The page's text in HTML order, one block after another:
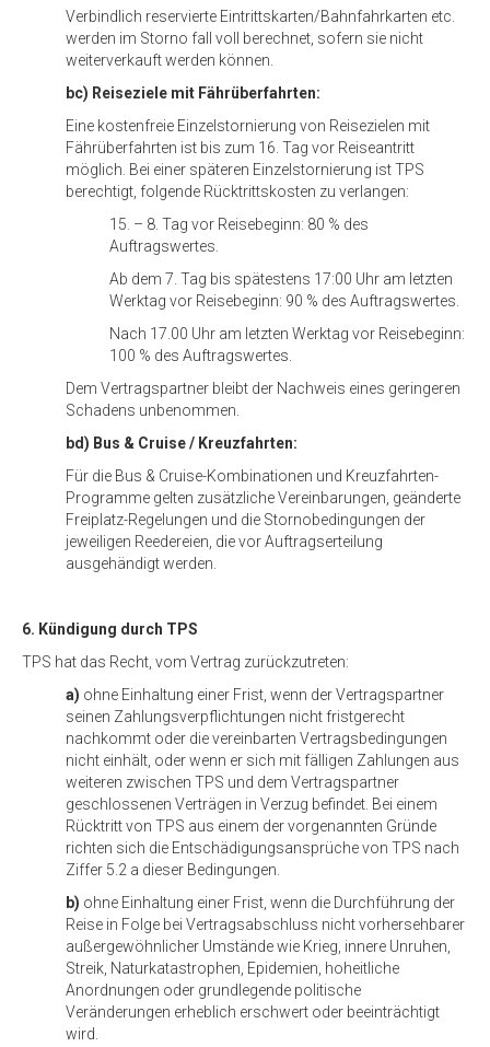
Verbindlich reservierte Eintrittskarten/Bahnfahrkarten etc.
werden im Storno fall voll berechnet, sofern sie nicht
weiterverkauft werden können.
bc) Reiseziele mit Fährüberfahrten:
Eine kostenfreie Einzelstornierung von Reisezielen mit
Fährüberfahrten ist bis zum 16. Tag vor Reiseantritt
möglich. Bei einer späteren Einzelstornierung ist TPS
berechtigt, folgende Rücktrittskosten zu verlangen:
15. – 8. Tag vor Reisebeginn: 80 % des
Auftragswertes.
Ab dem 7. Tag bis spätestens 17:00 Uhr am letzten
Werktag vor Reisebeginn: 90 % des Auftragswertes.
Nach 17.00 Uhr am letzten Werktag vor Reisebeginn:
100 % des Auftragswertes.
Dem Vertragspartner bleibt der Nachweis eines geringeren
Schadens unbenommen.
bd) Bus & Cruise / Kreuzfahrten:
Für die Bus & Cruise-Kombinationen und Kreuzfahrten-
Programme gelten zusätzliche Vereinbarungen, geänderte
Freiplatz-Regelungen und die Stornobedingungen der
jeweiligen Reedereien, die vor Auftragserteilung
ausgehändigt werden.
6. Kündigung durch TPS
TPS hat das Recht, vom Vertrag zurückzutreten:
a) ohne Einhaltung einer Frist, wenn der Vertragspartner
seinen Zahlungsverpflichtungen nicht fristgerecht
nachkommt oder die vereinbarten Vertragsbedingungen
nicht einhält, oder wenn er sich mit fälligen Zahlungen aus
weiteren zwischen TPS und dem Vertragspartner
geschlossenen Verträgen in Verzug befindet. Bei einem
Rücktritt von TPS aus einem der vorgenannten Gründe
richten sich die Entschädigungsansprüche von TPS nach
Ziffer 5.2 a dieser Bedingungen.
b) ohne Einhaltung einer Frist, wenn die Durchführung der
Reise in Folge bei Vertragsabschluss nicht vorhersehbarer
außergewöhnlicher Umstände wie Krieg, innere Unruhen,
Streik, Naturkatastrophen, Epidemien, hoheitliche
Anordnungen oder grundlegende politische
Veränderungen erheblich erschwert oder beeinträchtigt
wird.